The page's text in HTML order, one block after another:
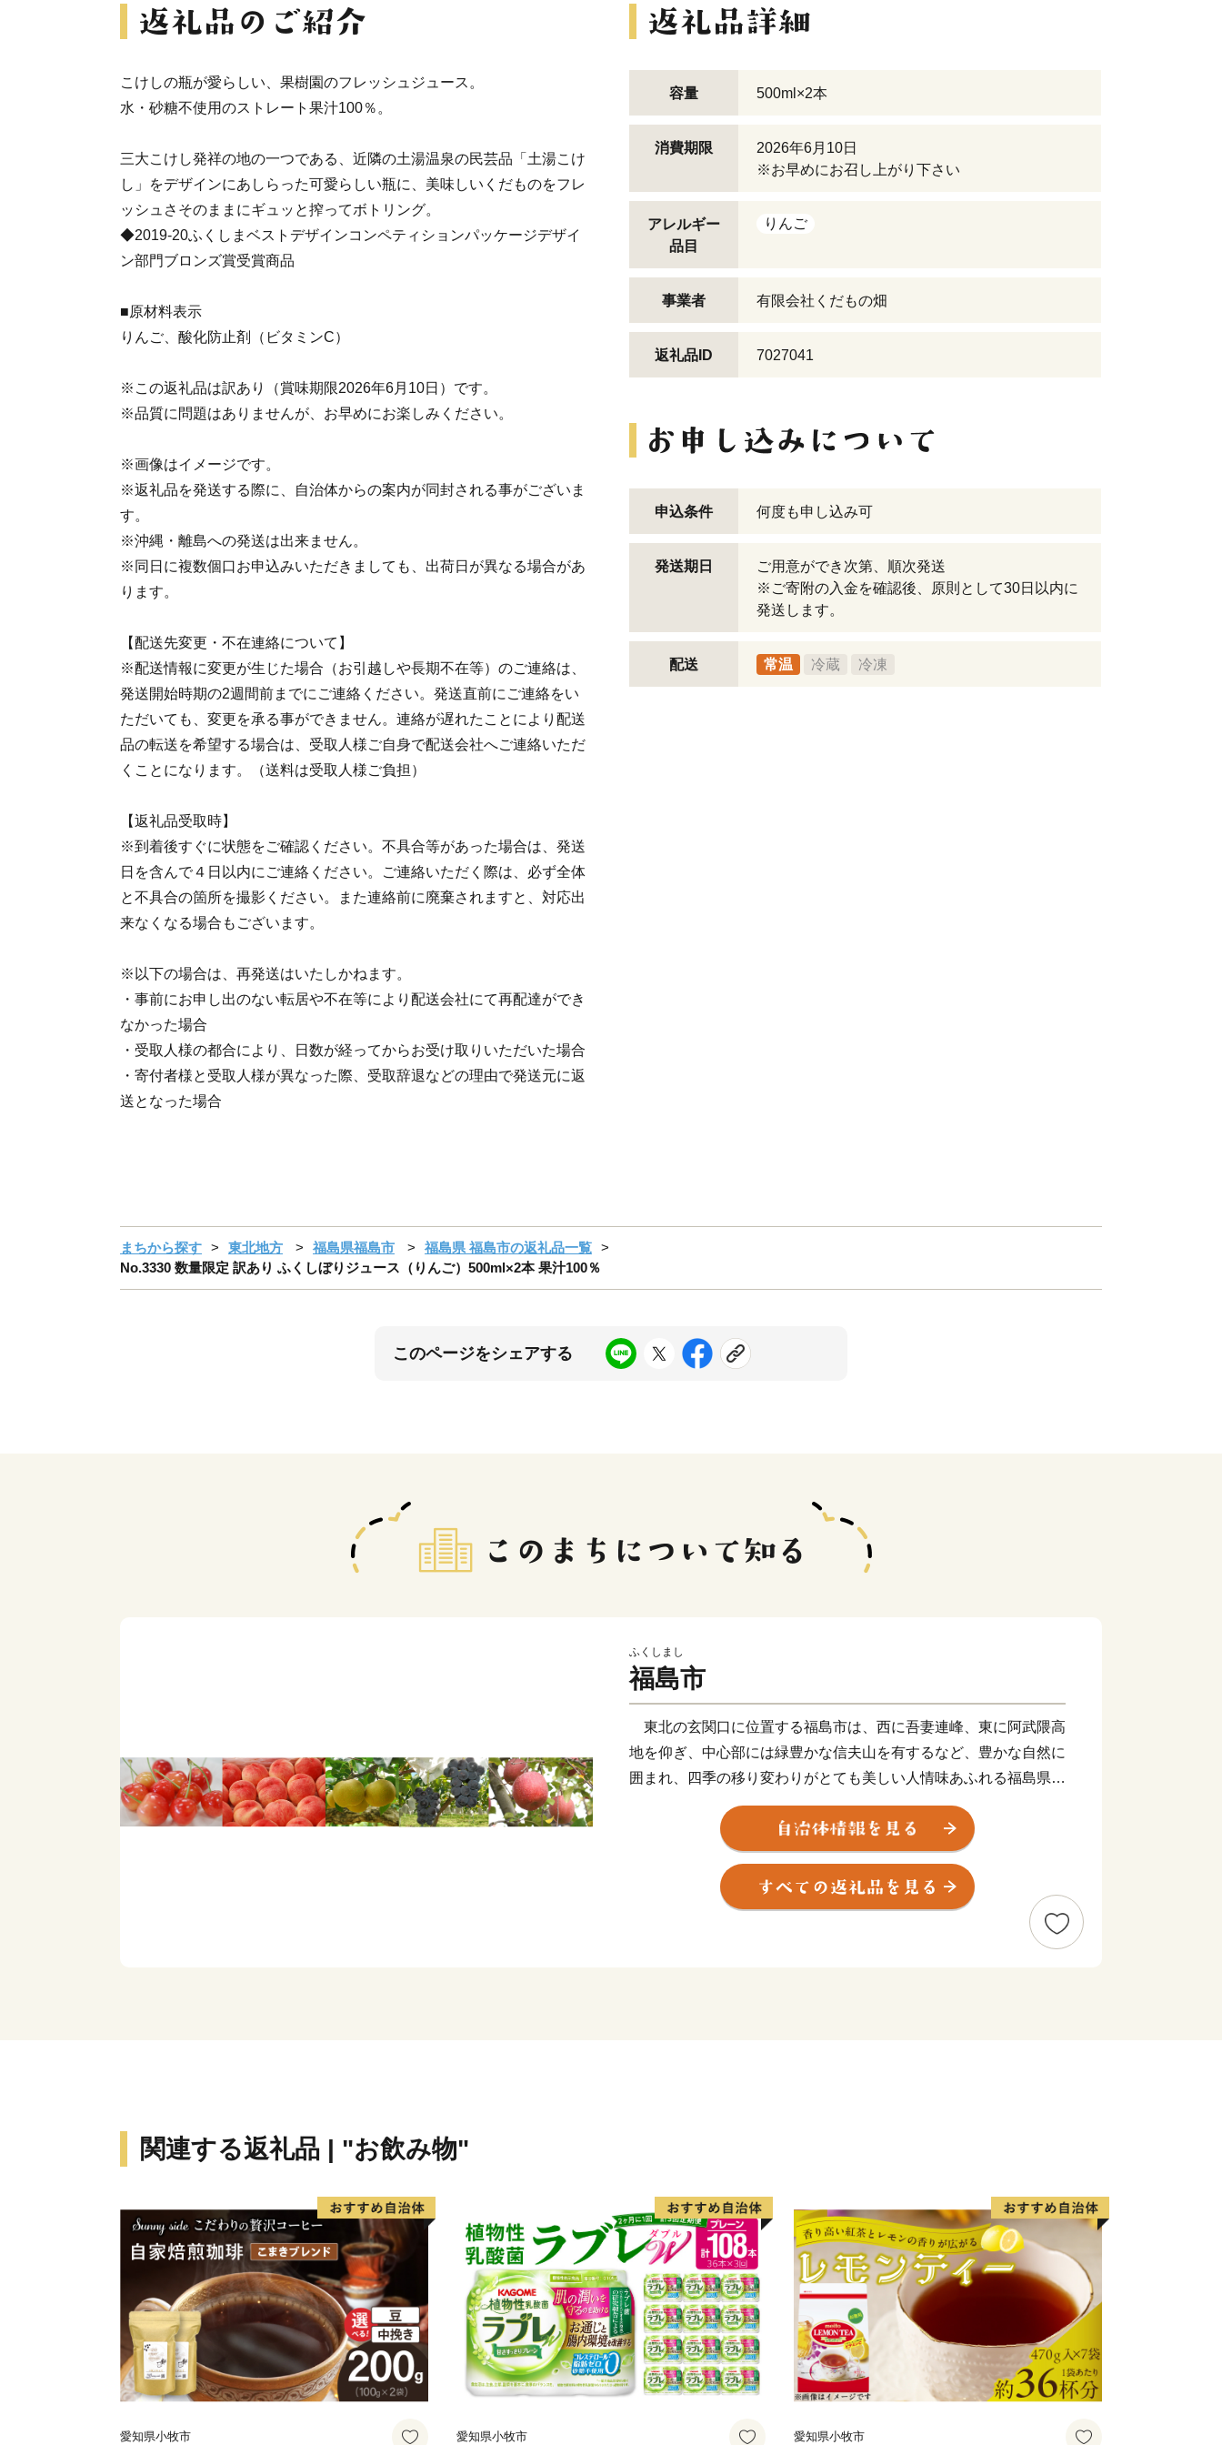
こけしの瓶が愛らしい、果樹園のフレッシュジュース。
水・砂糖不使用のストレート果汁100％。
三大こけし発祥の地の一つである、近隣の土湯温泉の民芸品「土湯こけ
し」をデザインにあしらった可愛らしい瓶に、美味しいくだものをフレ
ッシュさそのままにギュッと搾ってボトリング。
◆2019-20ふくしまベストデザインコンペティションパッケージデザイ
ン部門ブロンズ賞受賞商品
■原材料表示
りんご、酸化防止剤（ビタミンC）
※この返礼品は訳あり（賞味期限2026年6月10日）です。
※品質に問題はありませんが、お早めにお楽しみください。
※画像はイメージです。
※返礼品を発送する際に、自治体からの案内が同封される事がございま
す。
※沖縄・離島への発送は出来ません。
※同日に複数個口お申込みいただきましても、出荷日が異なる場合があ
ります。
【配送先変更・不在連絡について】
※配送情報に変更が生じた場合（お引越しや長期不在等）のご連絡は、
発送開始時期の2週間前までにご連絡ください。発送直前にご連絡をい
ただいても、変更を承る事ができません。連絡が遅れたことにより配送
品の転送を希望する場合は、受取人様ご自身で配送会社へご連絡いただ
くことになります。（送料は受取人様ご負担）
【返礼品受取時】
※到着後すぐに状態をご確認ください。不具合等があった場合は、発送
日を含んで４日以内にご連絡ください。ご連絡いただく際は、必ず全体
と不具合の箇所を撮影ください。また連絡前に廃棄されますと、対応出
来なくなる場合もございます。
※以下の場合は、再発送はいたしかねます。
・事前にお申し出のない転居や不在等により配送会社にて再配達ができ
なかった場合
・受取人様の都合により、日数が経ってからお受け取りいただいた場合
・寄付者様と受取人様が異なった際、受取辞退などの理由で発送元に返
送となった場合
容量 500ml×2本
消費期限
2026年6月10日
※お早めにお召し上がり下さい
アレルギー
品目
りんご
事業者 有限会社くだもの畑
返礼品ID 7027041
申込条件 何度も申し込み可
発送期日
ご用意ができ次第、順次発送
※ご寄附の入金を確認後、原則として30日以内に
発送します。
配送 常温 冷蔵 冷凍
まちから探す 東北地方 福島県福島市
福島県 福島市の返礼品一覧
No.3330 数量限定 訳あり ふくしぼりジュース（りんご）500ml×2本 果汁100％
このページをシェアする
ふくしまし
福島市
東北の玄関口に位置する福島市は、西に吾妻連峰、東に阿武隈高
地を仰ぎ、中心部には緑豊かな信夫山を有するなど、豊かな自然に
囲まれ、四季の移り変わりがとても美しい人情味あふれる福島県の
また、俳聖松尾芭蕉も訪れたという歴史と伝統に培われた「飯坂
温泉」をはじめ、こけしと水芭蕉の里「土湯温泉」や奥州三高湯の
一つに数えられる温泉郷「高湯温泉」といったそれぞれに特色のあ
る温泉地を有しているほか、初夏のサクランボにはじまり、夏のモ
モ、秋のナシやブドウ、初冬のリンゴなど、一年中くだものの絶え
関連する返礼品 | "お飲み物"
愛知県小牧市 愛知県小牧市 愛知県小牧市